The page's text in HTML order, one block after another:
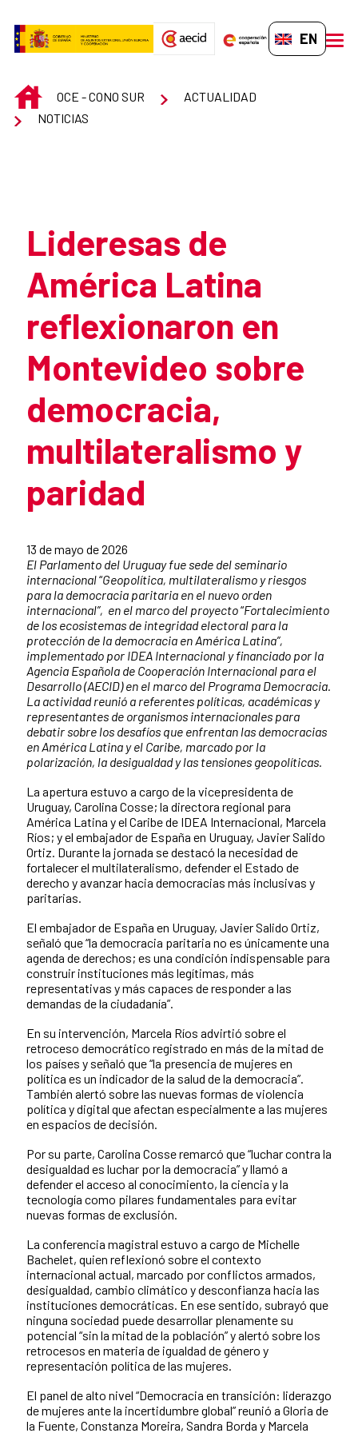
EN-GB
INICIOOCE - CONO SUR
ACTUALIDAD
NOTICIAS
Lideresas de
América Latina
reflexionaron en
Montevideo sobre
democracia,
multilateralismo y
paridad
13 de mayo de 2026
El Parlamento del Uruguay fue sede del seminario
internacional“Geopolítica, multilateralismo y riesgos
para la democracia paritaria en el nuevo orden
internacional”, en el marco del proyecto“Fortalecimiento
de los ecosistemas de integridad electoral para la
protección de la democracia en América Latina”,
implementado por IDEA Internacional y financiado por la
Agencia Española de Cooperación Internacional para el
Desarrollo (AECID) en el marco del Programa Democracia.
La actividad reunió a referentes políticas, académicas y
representantes de organismos internacionales para
debatir sobre los desafíos que enfrentan las democracias
en América Latina y el Caribe, marcado por la
polarización, la desigualdad y las tensiones geopolíticas.
La apertura estuvo a cargo de la vicepresidenta de
Uruguay, Carolina Cosse; la directora regional para
América Latina y el Caribe de IDEA Internacional, Marcela
Ríos; y el embajador de España en Uruguay, Javier Salido
Ortiz. Durante la jornada se destacó la necesidad de
fortalecer el multilateralismo, defender el Estado de
derecho y avanzar hacia democracias más inclusivas y
paritarias.
El embajador de España en Uruguay, Javier Salido Ortiz,
señaló que “la democracia paritaria no es únicamente una
agenda de derechos; es una condición indispensable para
construir instituciones más legítimas, más
representativas y más capaces de responder a las
demandas de la ciudadanía”.
En su intervención, Marcela Ríos advirtió sobre el
retroceso democrático registrado en más de la mitad de
los países y señaló que “la presencia de mujeres en
política es un indicador de la salud de la democracia”.
También alertó sobre las nuevas formas de violencia
política y digital que afectan especialmente a las mujeres
en espacios de decisión.
Por su parte, Carolina Cosse remarcó que “luchar contra la
desigualdad es luchar por la democracia” y llamó a
defender el acceso al conocimiento, la ciencia y la
tecnología como pilares fundamentales para evitar
nuevas formas de exclusión.
La conferencia magistral estuvo a cargo de Michelle
Bachelet, quien reflexionó sobre el contexto
internacional actual, marcado por conflictos armados,
desigualdad, cambio climático y desconfianza hacia las
instituciones democráticas. En ese sentido, subrayó que
ninguna sociedad puede desarrollar plenamente su
potencial “sin la mitad de la población” y alertó sobre los
retrocesos en materia de igualdad de género y
representación política de las mujeres.
El panel de alto nivel “Democracia en transición: liderazgo
de mujeres ante la incertidumbre global” reunió a Gloria de
la Fuente, Constanza Moreira, Sandra Borda y Marcela